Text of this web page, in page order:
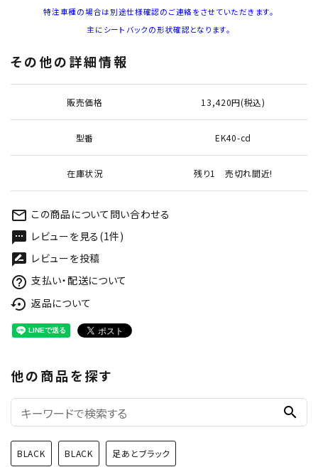
特注車種の場合は別途仕様確認のご連絡をさせていただきます。
主にシートバックの形状確認となります。
その他の詳細情報
販売価格 13,420円(税込)
型番 EK40-cd
在庫状況 残り1 売切れ間近!
mail_outline この商品について問い合わせる
textsms レビューを見る(1件)
rate_review レビューを投稿
help_outline 支払い・配送について
settings_backup_restore 返品について
他の商品を探す
search
BLACK BLACK 足あとブラック